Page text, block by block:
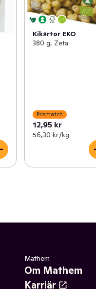
Kikärtor EKO
380 g, Zeta
Prismatch
12,95 kr
56,30 kr /kg
Mathem
Om Mathem
Karriär